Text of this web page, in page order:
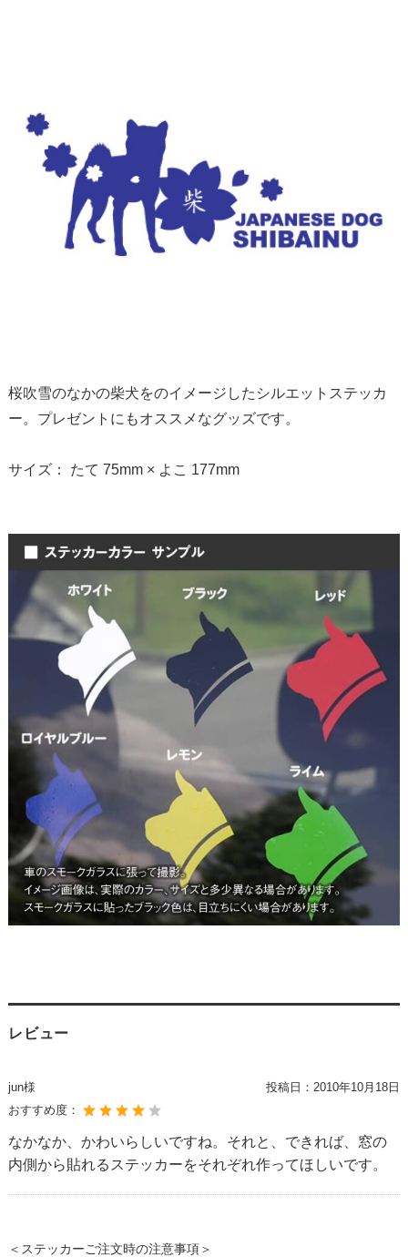
桜吹雪のなかの柴犬をのイメージしたシルエットステッカ
ー。プレゼントにもオススメなグッズです。
サイズ： たて 75mm × よこ 177mm
レビュー
jun様 投稿日： 2010年10月18日
おすすめ度：
なかなか、かわいらしいですね。それと、できれば、窓の
内側から貼れるステッカーをそれぞれ作ってほしいです。
＜ステッカーご注文時の注意事項＞